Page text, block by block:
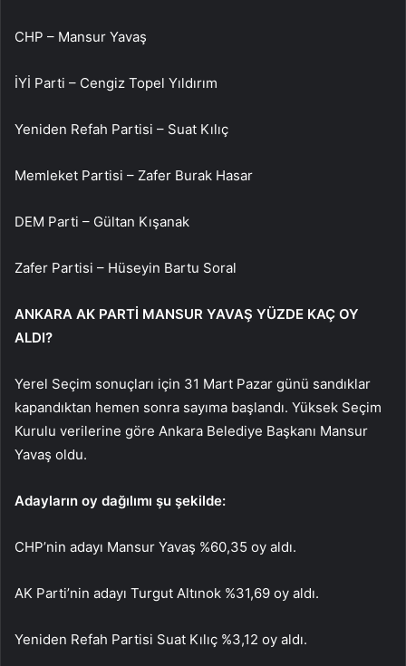
CHP – Mansur Yavaş
İYİ Parti – Cengiz Topel Yıldırım
Yeniden Refah Partisi – Suat Kılıç
Memleket Partisi – Zafer Burak Hasar
DEM Parti – Gültan Kışanak
Zafer Partisi – Hüseyin Bartu Soral
ANKARA AK PARTİ MANSUR YAVAŞ YÜZDE KAÇ OY
ALDI?
Yerel Seçim sonuçları için 31 Mart Pazar günü sandıklar
kapandıktan hemen sonra sayıma başlandı. Yüksek Seçim
Kurulu verilerine göre Ankara Belediye Başkanı Mansur
Yavaş oldu.
Adayların oy dağılımı şu şekilde:
CHP’nin adayı Mansur Yavaş %60,35 oy aldı.
AK Parti’nin adayı Turgut Altınok %31,69 oy aldı.
Yeniden Refah Partisi Suat Kılıç %3,12 oy aldı.